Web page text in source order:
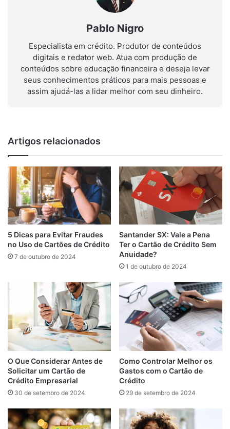
Pablo Nigro
Especialista em crédito. Produtor de conteúdos
digitais e redator web. Atua com produção de
conteúdos sobre educação financeira e deseja levar
seus conhecimentos práticos para mais pessoas e
assim ajudá-las a lidar melhor com seu dinheiro.
Artigos relacionados
5 Dicas para Evitar Fraudes
no Uso de Cartões de Crédito
7 de outubro de 2024
Santander SX: Vale a Pena
Ter o Cartão de Crédito Sem
Anuidade?
1 de outubro de 2024
O Que Considerar Antes de
Solicitar um Cartão de
Crédito Empresarial
30 de setembro de 2024
Como Controlar Melhor os
Gastos com o Cartão de
Crédito
29 de setembro de 2024